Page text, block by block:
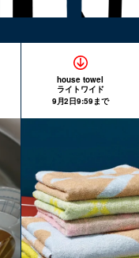
house towel
ライトワイド
9月2日9:59まで